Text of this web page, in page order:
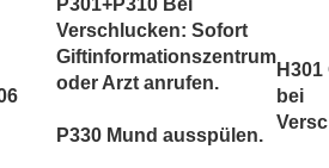
Verschlucken: Sofort
Giftinformationszentrum
oder Arzt anrufen.
P330 Mund ausspülen.
bei